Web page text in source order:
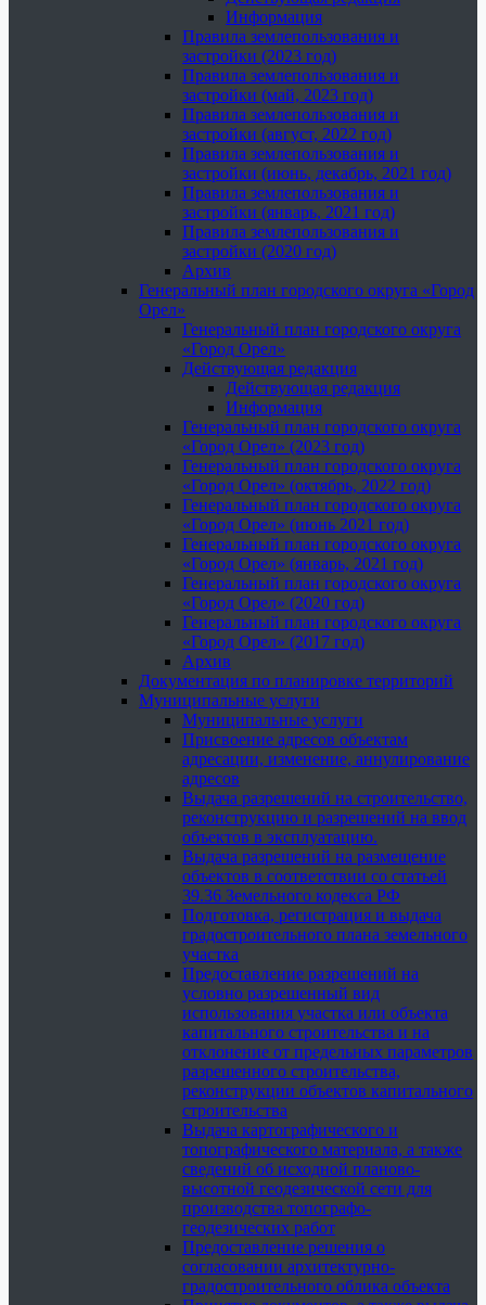
Информация
Правила землепользования и
застройки (2023 год)
Правила землепользования и
застройки (май, 2023 год)
Правила землепользования и
застройки (август, 2022 год)
Правила землепользования и
застройки (июнь, декабрь, 2021 год)
Правила землепользования и
застройки (январь, 2021 год)
Правила землепользования и
застройки (2020 год)
Архив
Генеральный план городского округа «Город
Орел»
Генеральный план городского округа
«Город Орел»
Действующая редакция
Действующая редакция
Информация
Генеральный план городского округа
«Город Орел» (2023 год)
Генеральный план городского округа
«Город Орел» (октябрь, 2022 год)
Генеральный план городского округа
«Город Орел» (июнь 2021 год)
Генеральный план городского округа
«Город Орел» (январь, 2021 год)
Генеральный план городского округа
«Город Орел» (2020 год)
Генеральный план городского округа
«Город Орел» (2017 год)
Архив
Документация по планировке территорий
Муниципальные услуги
Муниципальные услуги
Присвоение адресов объектам
адресации, изменение, аннулирование
адресов
Выдача разрешений на строительство,
реконструкцию и разрешений на ввод
объектов в эксплуатацию.
Выдача разрешений на размещение
объектов в соответствии со статьей
39.36 Земельного кодекса РФ
Подготовка, регистрация и выдача
градостроительного плана земельного
участка
Предоставление разрешений на
условно разрешенный вид
использования участка или объекта
капитального строительства и на
отклонение от предельных параметров
разрешенного строительства,
реконструкции объектов капитального
строительства
Выдача картографического и
топографического материала, а также
сведений об исходной планово-
высотной геодезической сети для
производства топографо-
геодезических работ
Предоставление решения о
согласовании архитектурно-
градостроительного облика объекта